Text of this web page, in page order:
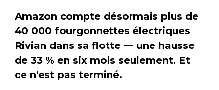
Amazon compte désormais plus de
40 000 fourgonnettes électriques
Rivian dans sa flotte — une hausse
de 33 % en six mois seulement. Et
ce n'est pas terminé.